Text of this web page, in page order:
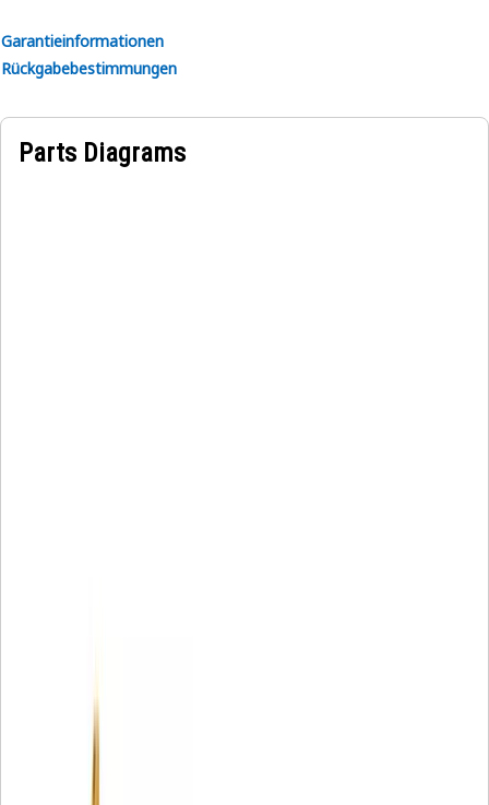
Weitere Informationen finden Sie in Ihrer
Betriebsanleitung oder erhalten Sie von Ihrem lokalen Cat-
Garantieinformationen
Rückgabebestimmungen
Parts Diagrams